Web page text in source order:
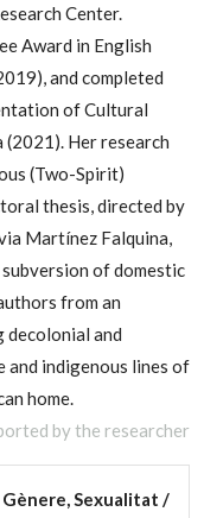
Center.
Award in English
and completed
of Cultural
Her research
(Two-Spirit)
thesis, directed by
Martínez Falquina,
of domestic
from an
and
indigenous lines of
home.
by the researcher
Sexualitat /